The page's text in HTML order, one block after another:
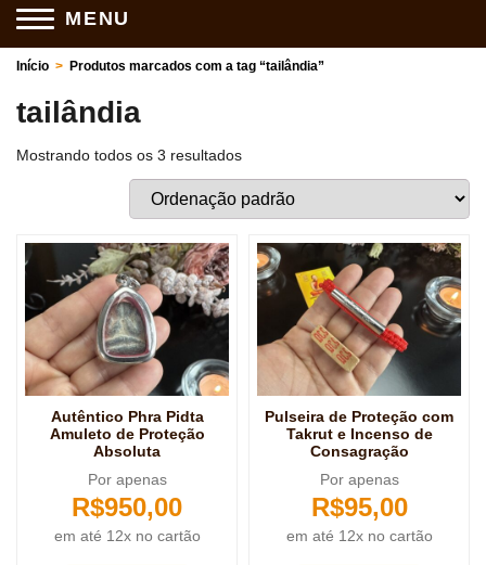
MENU
Início > Produtos marcados com a tag “tailândia”
tailândia
Mostrando todos os 3 resultados
Autêntico Phra Pidta
Amuleto de Proteção
Absoluta
Por apenas
R$950,00
em até 12x no cartão
Pulseira de Proteção com
Takrut e Incenso de
Consagração
Por apenas
R$95,00
em até 12x no cartão